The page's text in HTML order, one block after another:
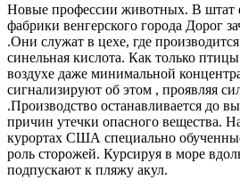
Новые профессии животных. В штат
фабрики венгерского города Дорог
.Они служат в цехе, где
синельная кислота. Как только
воздухе даже минимальной
сигнализируют об этом , проявляя
.Производство останавливается до
причин утечки опасного вещества.
курортах США специально
роль сторожей. Курсируя в море
подпускают к пляжу акул.